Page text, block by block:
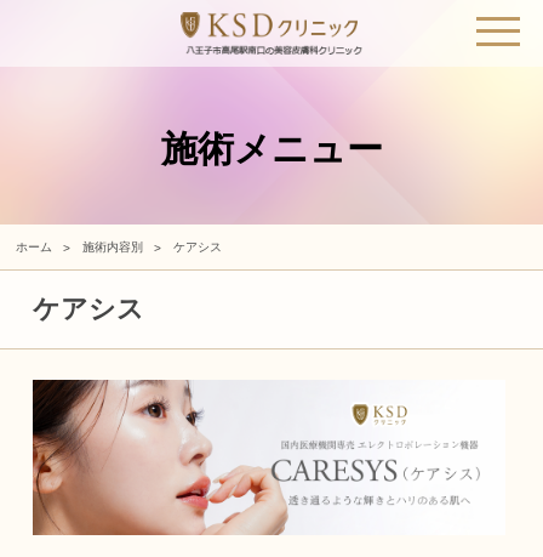
施術メニュー
ホーム 施術内容別 ケアシス
ケアシス